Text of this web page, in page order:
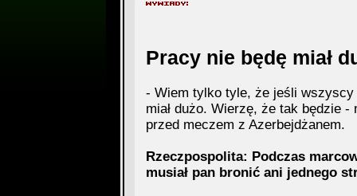
Pracy nie będę miał
- Wiem tylko tyle, że jeśli
miał dużo. Wierzę, że tak będzie
przed meczem z Azerbejdżanem.
Rzeczpospolita: Podczas
musiał pan bronić ani jednego